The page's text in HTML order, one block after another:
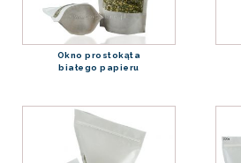
Okno prostokąta
białego papieru